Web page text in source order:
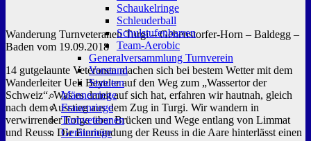
Schaukelringe
Schleuderball
Schulstufenbarren
Team-Aerobic
Generalversammlung Turnverein
Vorstand
Statuten
Männerriege
Frauenriege
Turnveteranen
Geräteriege
Wanderung Turnveteranen Turgi – Gebenstorfer-Horn – Baldegg –
Baden vom 19.09.2018
14 gutgelaunte Veteranen machen sich bei bestem Wetter mit dem
Wanderleiter Ueli Beyeler auf den Weg zum „Wassertor der
Schweiz“. Was es damit auf sich hat, erfahren wir hautnah, gleich
nach dem Ausstieg aus dem Zug in Turgi. Wir wandern in
verwirrender Folge über Brücken und Wege entlang von Limmat
und Reuss. Die Einmündung der Reuss in die Aare hinterlässt einen